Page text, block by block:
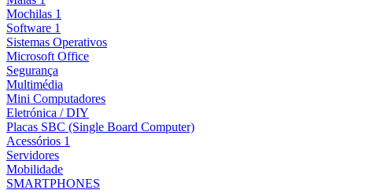
Mochilas 1
Software 1
Sistemas Operativos
Microsoft Office
Segurança
Multimédia
Mini Computadores
Eletrónica / DIY
Placas SBC (Single Board Computer)
Acessórios 1
Servidores
Mobilidade
SMARTPHONES